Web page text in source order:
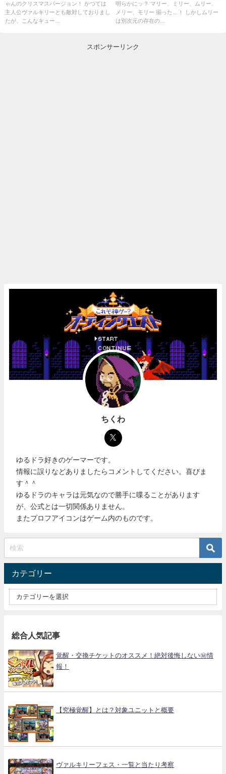
ゃんのクリスマスバージョン！ かつては
主人公ヴァルキリーとも敵対しておりまし
たが、こんなキュー...
明らかにッ？ マリー、ミリー、ムリー、
メリー、モリー 揃った…！ しかしムリー
は別次元の存在の...
スポンサーリンク
ちくわ
ゆるドラ好きのゲーマーです。
情報に誤りなどありましたらコメントしてください。喜びま
す＾＾
ゆるドラのキャラは元気なので勝手に喋ることがあります
が、公式とは一切関係ありません。
またプロフアイコンはゲーム内のものです。
カテゴリー
総合人気記事
覚醒・交換チケットのオススメ！絶対後悔しない㊙情
報！
【究極覚醒】とは？対象ユニットと概要
ヴァルキリーフェス・一覧と当たり考察